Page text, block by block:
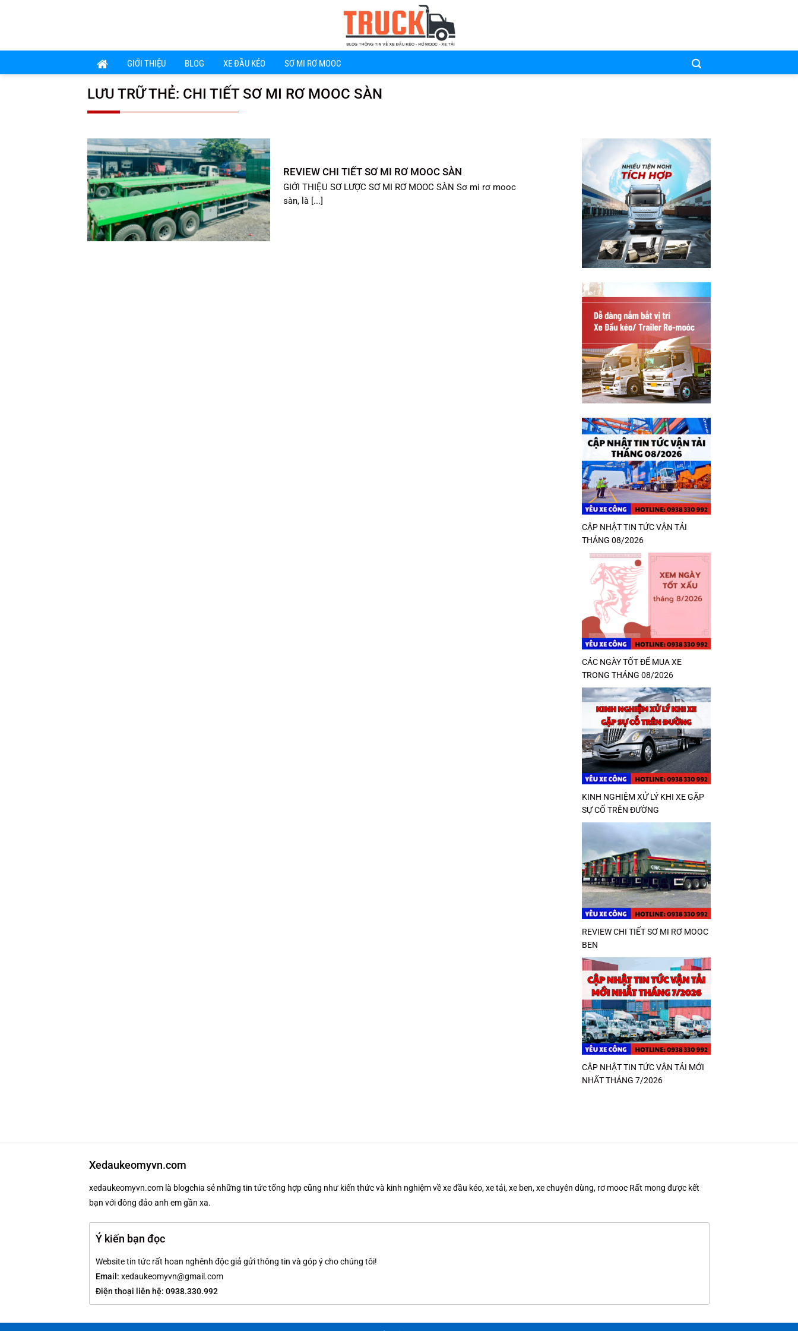
dung
GIỚI THIỆU BLOG XE ĐẦU KÉO SƠ MI RƠ MOOC
LƯU TRỮ THẺ: CHI TIẾT SƠ MI RƠ MOOC SÀN
REVIEW CHI TIẾT SƠ MI RƠ MOOC SÀN
GIỚI THIỆU SƠ LƯỢC SƠ MI RƠ MOOC SÀN Sơ mi rơ mooc
sàn, là [...]
CẬP NHẬT TIN TỨC VẬN TẢI
THÁNG 08/2026
CÁC NGÀY TỐT ĐỂ MUA XE
TRONG THÁNG 08/2026
KINH NGHIỆM XỬ LÝ KHI XE GẶP
SỰ CỐ TRÊN ĐƯỜNG
REVIEW CHI TIẾT SƠ MI RƠ MOOC
BEN
CẬP NHẬT TIN TỨC VẬN TẢI MỚI
NHẤT THÁNG 7/2026
Xedaukeomyvn.com
xedaukeomyvn.com là blogchia sẻ những tin tức tổng hợp cũng như kiến thức và kinh nghiệm về xe đầu kéo, xe tải, xe ben, xe chuyên dùng, rơ mooc Rất mong được kết
bạn với đông đảo anh em gần xa.
Ý kiến bạn đọc
Website tin tức rất hoan nghênh độc giả gửi thông tin và góp ý cho chúng tôi!
Email: xedaukeomyvn@gmail.com
Điện thoại liên hệ: 0938.330.992